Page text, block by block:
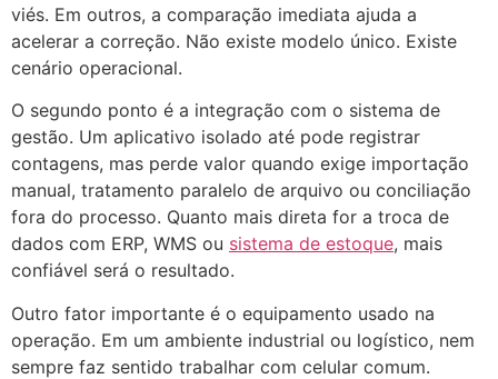
viés. Em outros, a comparação imediata ajuda a
acelerar a correção. Não existe modelo único. Existe
cenário operacional.
O segundo ponto é a integração com o sistema de
gestão. Um aplicativo isolado até pode registrar
contagens, mas perde valor quando exige importação
manual, tratamento paralelo de arquivo ou conciliação
fora do processo. Quanto mais direta for a troca de
dados com ERP, WMS ou sistema de estoque, mais
confiável será o resultado.
Outro fator importante é o equipamento usado na
operação. Em um ambiente industrial ou logístico, nem
sempre faz sentido trabalhar com celular comum.